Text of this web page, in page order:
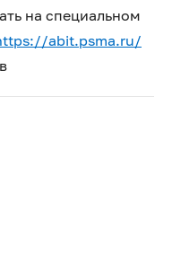
на специальном
abit.psma.ru/